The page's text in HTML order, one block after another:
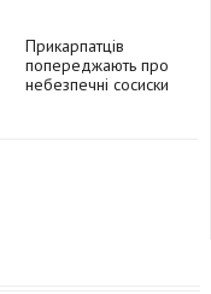
Прикарпатців
попереджають про
небезпечні сосиски